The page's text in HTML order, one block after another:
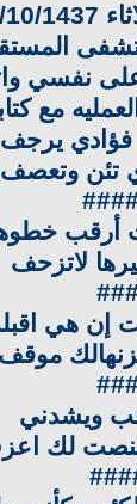
نفسي
مع
فؤادي يرجف
تئن وتعصف
أرقب
لاتزحف
إن هي
ويشدني
لك